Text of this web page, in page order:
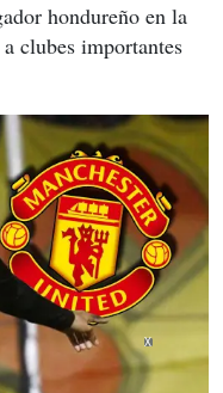
hondureño en la
clubes importantes
X